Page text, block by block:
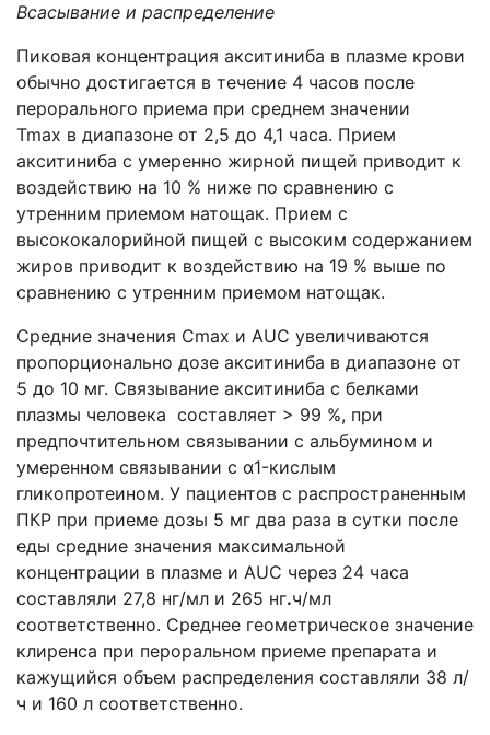
Всасывание и распределение
Пиковая концентрация акситиниба в плазме крови
обычно достигается в течение 4 часов после
перорального приема при среднем значении
Tmax в диапазоне от 2,5 до 4,1 часа. Прием
акситиниба с умеренно жирной пищей приводит к
воздействию на 10 % ниже по сравнению с
утренним приемом натощак. Прием с
высококалорийной пищей с высоким содержанием
жиров приводит к воздействию на 19 % выше по
сравнению с утренним приемом натощак.
Средние значения Cmax и AUC увеличиваются
пропорционально дозе акситиниба в диапазоне от
5 до 10 мг. Связывание акситиниба с белками
плазмы человека составляет > 99 %, при
предпочтительном связывании с альбумином и
умеренном связывании с α1-кислым
гликопротеином. У пациентов с распространенным
ПКР при приеме дозы 5 мг два раза в сутки после
еды средние значения максимальной
концентрации в плазме и AUC через 24 часа
составляли 27,8 нг/мл и 265 нг.ч/мл
соответственно. Среднее геометрическое значение
клиренса при пероральном приеме препарата и
кажущийся объем распределения составляли 38 л/
ч и 160 л соответственно.